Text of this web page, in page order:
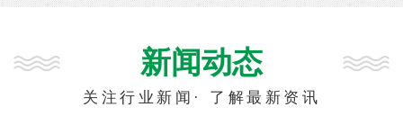
新闻动态
关注行业新闻· 了解最新资讯